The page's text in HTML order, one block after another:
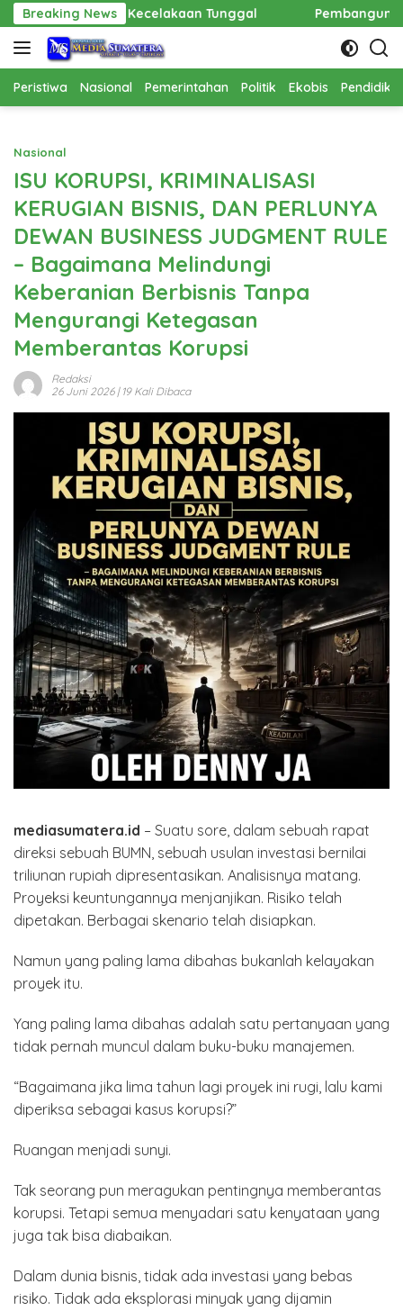
Langsung
ke
konten
Breaking News
Tunggal Pembangunan Cathlab RSUD
Peristiwa Nasional Pemerintahan Politik Ekobis
Nasional
ISU KORUPSI, KRIMINALISASI
KERUGIAN BISNIS, DAN PERLUNYA
DEWAN BUSINESS JUDGMENT RULE
– Bagaimana Melindungi
Keberanian Berbisnis Tanpa
Mengurangi Ketegasan
Memberantas Korupsi
Redaksi
26 Juni 2026| 19 Kali Dibaca
mediasumatera.id – Suatu sore, dalam sebuah rapat
direksi sebuah BUMN, sebuah usulan investasi bernilai
triliunan rupiah dipresentasikan. Analisisnya matang.
Proyeksi keuntungannya menjanjikan. Risiko telah
dipetakan. Berbagai skenario telah disiapkan.
Namun yang paling lama dibahas bukanlah kelayakan
proyek itu.
Yang paling lama dibahas adalah satu pertanyaan yang
tidak pernah muncul dalam buku-buku manajemen.
“Bagaimana jika lima tahun lagi proyek ini rugi, lalu kami
diperiksa sebagai kasus korupsi?”
Ruangan menjadi sunyi.
Tak seorang pun meragukan pentingnya memberantas
korupsi. Tetapi semua menyadari satu kenyataan yang
juga tak bisa diabaikan.
Dalam dunia bisnis, tidak ada investasi yang bebas
risiko. Tidak ada eksplorasi minyak yang dijamin